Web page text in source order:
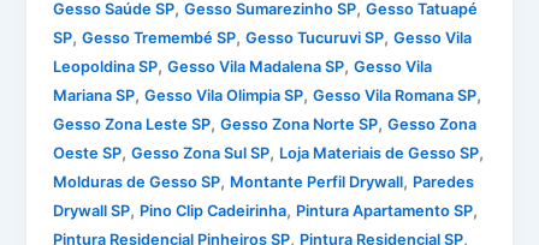
Gesso Saúde SP,Gesso Sumarezinho SP,Gesso Tatuapé
SP,Gesso Tremembé SP,Gesso Tucuruvi SP,Gesso Vila
Leopoldina SP,Gesso Vila Madalena SP,Gesso Vila
Mariana SP,Gesso Vila Olimpia SP,Gesso Vila Romana SP,
Gesso Zona Leste SP,Gesso Zona Norte SP,Gesso Zona
Oeste SP,Gesso Zona Sul SP, Loja Materiais de Gesso SP,
Molduras de Gesso SP, Montante Perfil Drywall, Paredes
Drywall SP, Pino Clip Cadeirinha, Pintura Apartamento SP,
Pintura Residencial Pinheiros SP, Pintura Residencial SP,